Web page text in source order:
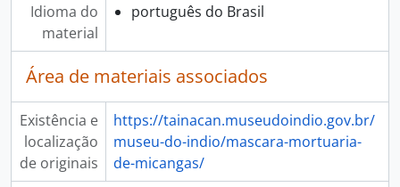
Idioma do
material
português do Brasil
Área de materiais associados
Existência e
localização
de originais
https://tainacan.museudoindio.gov.br/
museu-do-indio/mascara-mortuaria-
de-micangas/